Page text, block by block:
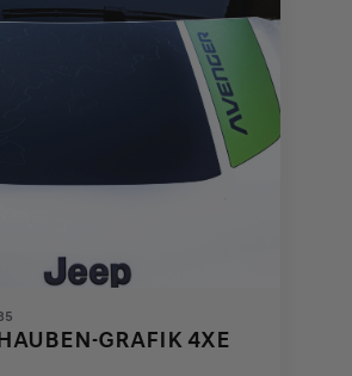
GRAFIK 4XE